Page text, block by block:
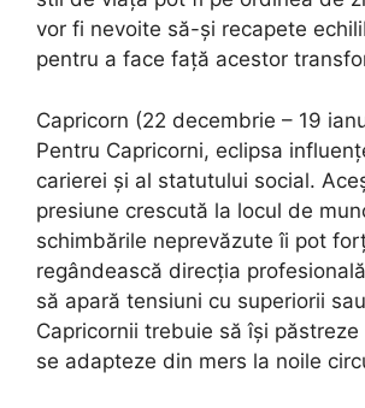
vor fi nevoite să-și recapete
pentru a face față acestor
Capricorn (22 decembrie – 19
Pentru Capricorni, eclipsa
carierei și al statutului social.
presiune crescută la locul de
schimbările neprevăzute îi pot
regândească direcția
să apară tensiuni cu superiorii
Capricornii trebuie să își păstreze
se adapteze din mers la noile